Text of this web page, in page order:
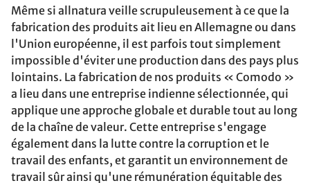
Même si allnatura veille scrupuleusement à ce que la
fabrication des produits ait lieu en Allemagne ou dans
l'Union européenne, il est parfois tout simplement
impossible d'éviter une production dans des pays plus
lointains. La fabrication de nos produits « Comodo »
a lieu dans une entreprise indienne sélectionnée, qui
applique une approche globale et durable tout au long
de la chaîne de valeur. Cette entreprise s'engage
également dans la lutte contre la corruption et le
travail des enfants, et garantit un environnement de
travail sûr ainsi qu'une rémunération équitable des